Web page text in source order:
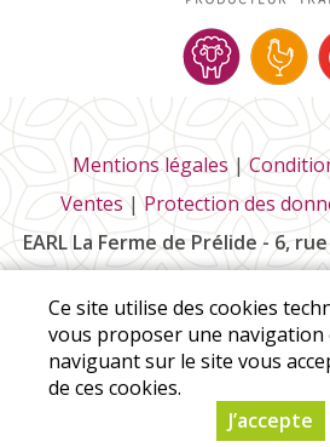
Mentions légales|
Ventes |Protection des
EARL La Ferme de Prélide - 6,
Tél :06 85 73
© Copyright 2026 - EARL La Ferme
Ce site utilise des cookies
vous proposer une navigation
naviguant sur le site vous
de ces cookies.
J’accepte